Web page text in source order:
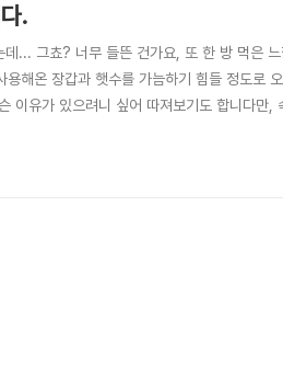
.
... 그쵸? 너무 들뜬 건가요, 또 한 방 먹은
해온 장갑과 햇수를 가늠하기 힘들 정도로
이유가 있으려니 싶어 따져보기도 합니다만,